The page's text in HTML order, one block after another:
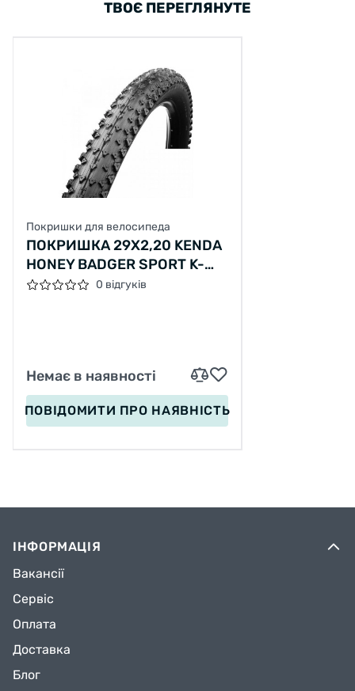
ТВОЄ ПЕРЕГЛЯНУТЕ
Покришки для велосипеда
ПОКРИШКА 29X2,20 KENDA
HONEY BADGER SPORT K-
1127, 30TPI0 відгуків
Немає в наявності
ПОВІДОМИТИ ПРО НАЯВНІСТЬ
ІНФОРМАЦІЯ
Вакансії
Сервіс
Оплата
Доставка
Блог